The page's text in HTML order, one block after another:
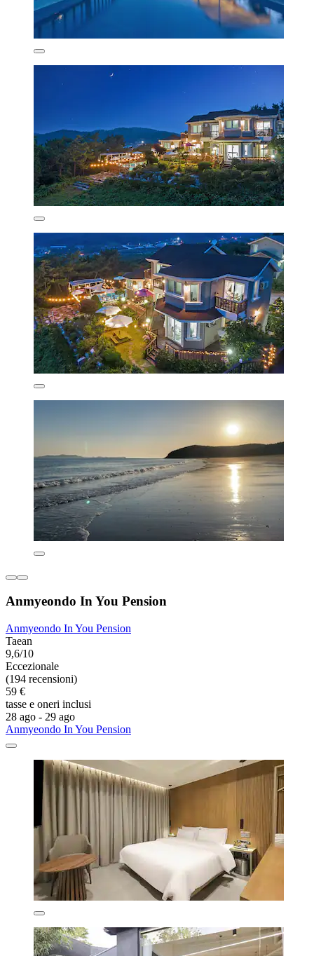
Anmyeondo In You Pension
Anmyeondo In You Pension
Taean
9,6/10
Eccezionale
(194 recensioni)
59 €
tasse e oneri inclusi
28 ago - 29 ago
Anmyeondo In You Pension